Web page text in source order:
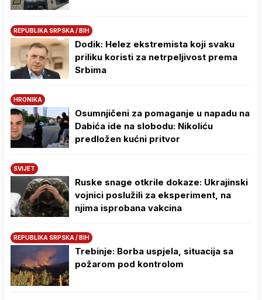
REPUBLIKA SRPSKA / BIH
Dodik: Helez ekstremista koji svaku
priliku koristi za netrpeljivost prema
Srbima
HRONIKA
Osumnjičeni za pomaganje u napadu na
Dabića ide na slobodu: Nikoliću
predložen kućni pritvor
SVIJET
Ruske snage otkrile dokaze: Ukrajinski
vojnici poslužili za eksperiment, na
njima isprobana vakcina
REPUBLIKA SRPSKA / BIH
Trebinje: Borba uspjela, situacija sa
požarom pod kontrolom